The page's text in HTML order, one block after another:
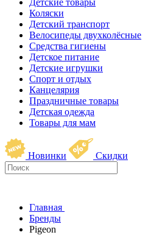
Детские товары
Коляски
Детский транспорт
Велосипеды двухколёсные
Средства гигиены
Детское питание
Детские игрушки
Спорт и отдых
Канцелярия
Праздничные товары
Детская одежда
Товары для мам
Новинки Скидки
Главная
Бренды
Pigeon